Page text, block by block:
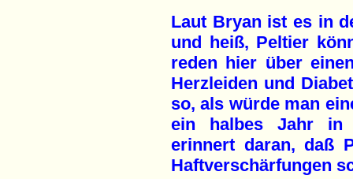
Laut Bryan ist es in
und heiß, Peltier
reden hier über
Herzleiden und
so, als würde man
ein halbes Jahr in
erinnert daran, daß
Haftverschärfungen